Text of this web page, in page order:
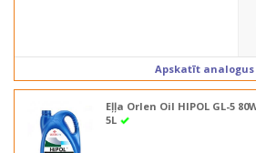
Apskatīt analogus
Eļļa Orlen Oil HIPOL GL-5
5L